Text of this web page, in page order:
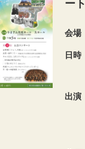
ート
会場
日時
出演